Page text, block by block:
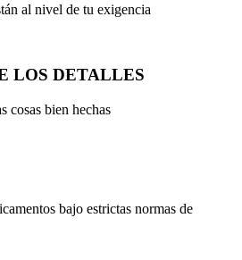
al nivel de tu exigencia
LOS DETALLES
cosas bien hechas
bajo estrictas normas de